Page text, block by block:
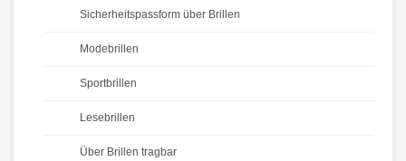
Sicherheitspassform über Brillen
Modebrillen
Sportbrillen
Lesebrillen
Über Brillen tragbar